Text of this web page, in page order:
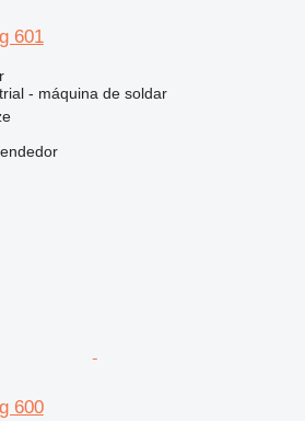
601
- máquina de soldar
600